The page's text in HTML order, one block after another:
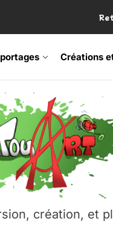
Créations
création, et
21 mai (Lyon)
18 juillet (Vaulx-en-
par Michaël Moretti &
à l’Établi (Haute-